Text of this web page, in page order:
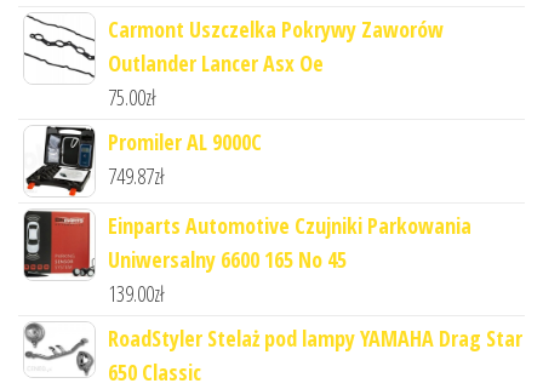
Carmont Uszczelka Pokrywy Zaworów
Outlander Lancer Asx Oe
75.00zł
Promiler AL 9000C
749.87zł
Einparts Automotive Czujniki Parkowania
Uniwersalny 6600 165 No 45
139.00zł
RoadStyler Stelaż pod lampy YAMAHA Drag Star
650 Classic